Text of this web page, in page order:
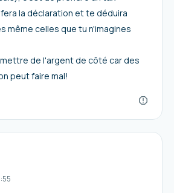
la déclaration et te déduira
même celles que tu n'imagines
de l'argent de côté car des
peut faire mal!